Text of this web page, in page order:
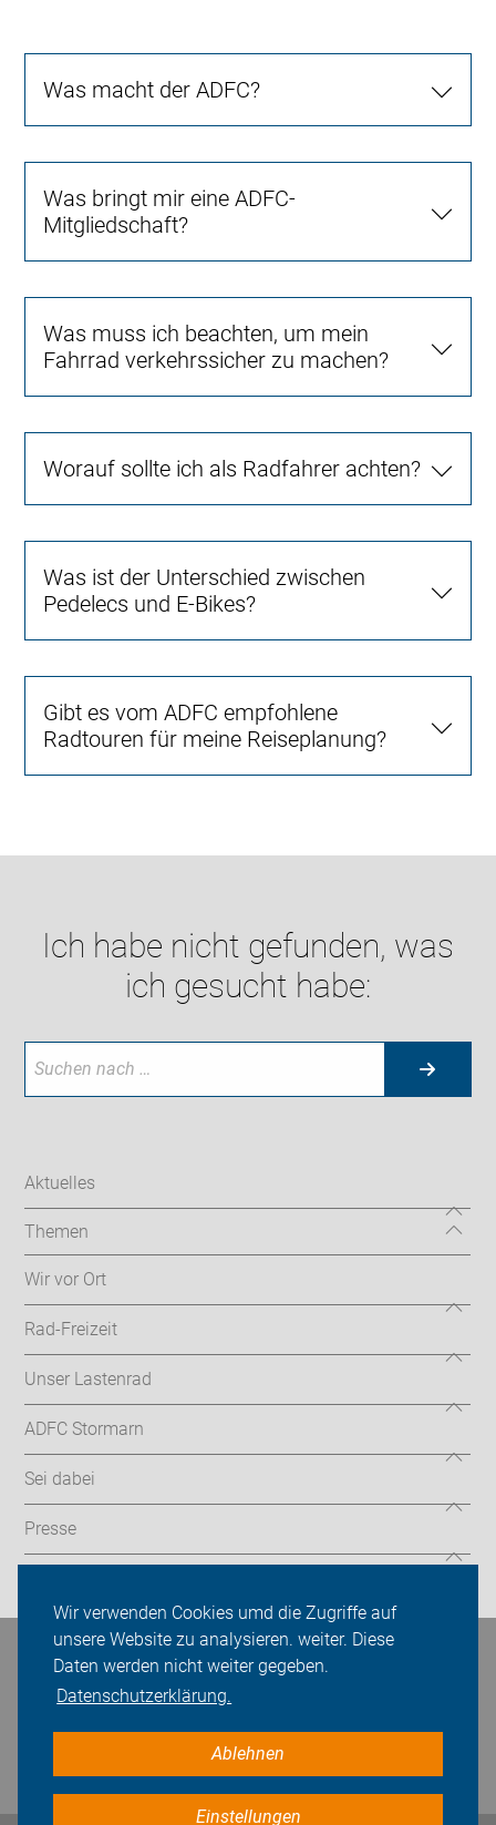
Wir verwenden Cookies umd die Zugriffe auf
unsere Website zu analysieren. weiter. Diese
Daten werden nicht weiter gegeben.
Datenschutzerklärung.
Ablehnen
Einstellungen
Was macht der ADFC?
Was bringt mir eine ADFC-
Mitgliedschaft?
Was muss ich beachten, um mein
Fahrrad verkehrssicher zu machen?
Worauf sollte ich als Radfahrer achten?
Was ist der Unterschied zwischen
Pedelecs und E-Bikes?
Gibt es vom ADFC empfohlene
Radtouren für meine Reiseplanung?
Ich habe nicht gefunden, was
ich gesucht habe:
Aktuelles
Themen
Wir vor Ort
Rad-Freizeit
Unser Lastenrad
ADFC Stormarn
Sei dabei
Presse
Bleiben Sie in Kontakt